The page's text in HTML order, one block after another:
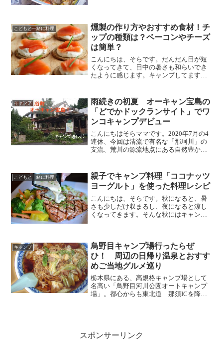
すすめのメニューについて...
こどもと一緒に料理
燻製の作り方やおすすめ食材！チ
ップの種類は？ベーコンやチーズ
は簡単？
こんにちは、そらです。だんだん日が短
くなってきて、日中の暑さも和らいでき
たように感じます。キャンプしてますか
方・おすすめのメニューについてお知ら
せします。実際に私がキャ...
キャンプ
雨続きの初夏 オーキャン宝島の
「どでかドックランサイト」でワ
ンコキャンプデビュー
こんにちはそらママです。2020年7月の4
連休、今回は清流で有名な「那珂川」の
支流、荒川の源流地点にある自然豊かな
ンコ＝つむぎ）が増えて初めてのキャン
プだったので、人間...
こどもと一緒に料理
親子でキャンプ料理「ココナッツ
ヨーグルト」を使った料理レシピ
こんにちは、そらです。秋になると、暑
さも少しだけ収まるし、夜になると涼し
くなってきます。そんな秋にはキャンプ
まいし夜空もきれいだし。...
キャンプ
鳥野目キャンプ場行ったらぜ
ひ！ 周辺の日帰り温泉とおすす
めご当地グルメ巡り
栃木県にある、高規格キャンプ場として
名高い「鳥野目河川公園オートキャンプ
場」。都心からも東北道 那須ICを降り
スポンサーリンク